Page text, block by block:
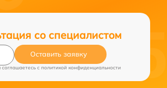
со специалистом
Оставить заявку
c политикой конфиденциальности